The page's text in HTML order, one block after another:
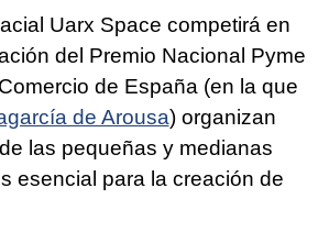
Uarx Space competirá en
del Premio Nacional Pyme
de España (en la que
de Arousa) organizan
las pequeñas y medianas
esencial para la creación de